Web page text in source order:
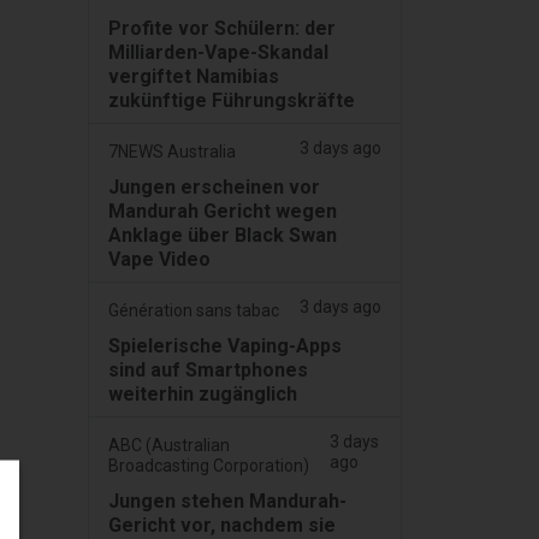
Profite vor Schülern: der
Milliarden-Vape-Skandal
vergiftet Namibias
zukünftige Führungskräfte
7NEWS Australia 3 days ago
Jungen erscheinen vor
Mandurah Gericht wegen
Anklage über Black Swan
Vape Video
Génération sans tabac 3 days ago
Spielerische Vaping-Apps
sind auf Smartphones
weiterhin zugänglich
ABC (Australian
Broadcasting Corporation)
3 days
ago
Jungen stehen Mandurah-
Gericht vor, nachdem sie